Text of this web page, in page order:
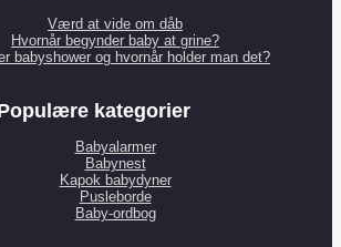
Værd at vide om dåb
Hvornår begynder baby at grine?
babyshower og hvornår holder man det?
kategorier
Babyalarmer
Babynest
Kapok babydyner
Pusleborde
Baby-ordbog